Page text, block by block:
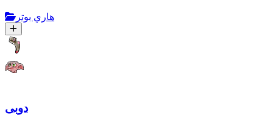
هاري بوتر
دوبى